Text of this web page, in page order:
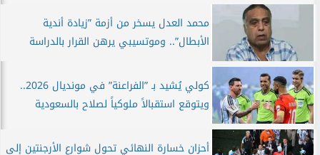
محمد العدل يسخر من أزمة ”زيادة أندية
الأبطال”.. وموتسيبي يرهن القرار بالدراسة
كولي يُشيد بـ ”الفراعنة” في مونديال 2026..
ويتوقع استقبالاً ملوكياً لصلاح بالسعودية
أحزان خسارة النهائي تحول شوارع الأرجنتين إلى